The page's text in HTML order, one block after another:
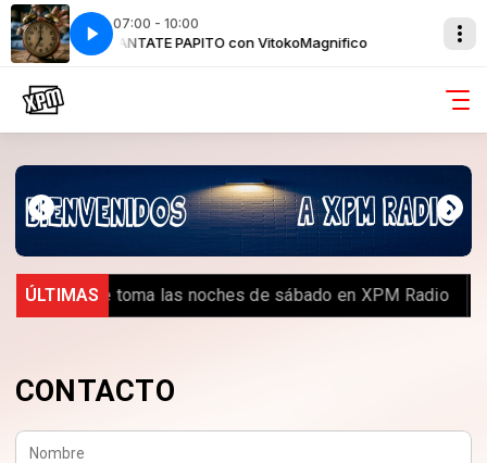
07:00 - 10:00
LEVANTATE PAPITO con VitokoMagnifico
ÚLTIMASse toma las noches de sábado en XPM Radio
CONTACTO
Nombre: